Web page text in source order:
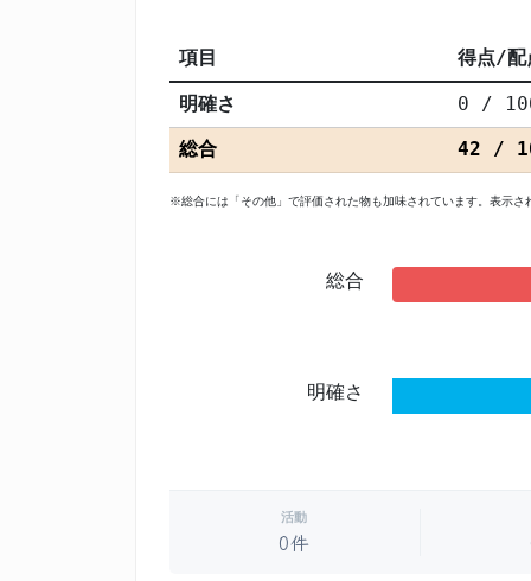
項目 得点/配
明確さ
0 /
総合
42 /
※総合には「その他」で評価された物も加味されています。表示
総合
明確さ
活動
0件